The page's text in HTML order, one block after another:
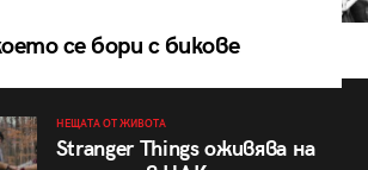
се бори с бикове
НЕЩАТА ОТ ЖИВОТА
Stranger Things оживява на